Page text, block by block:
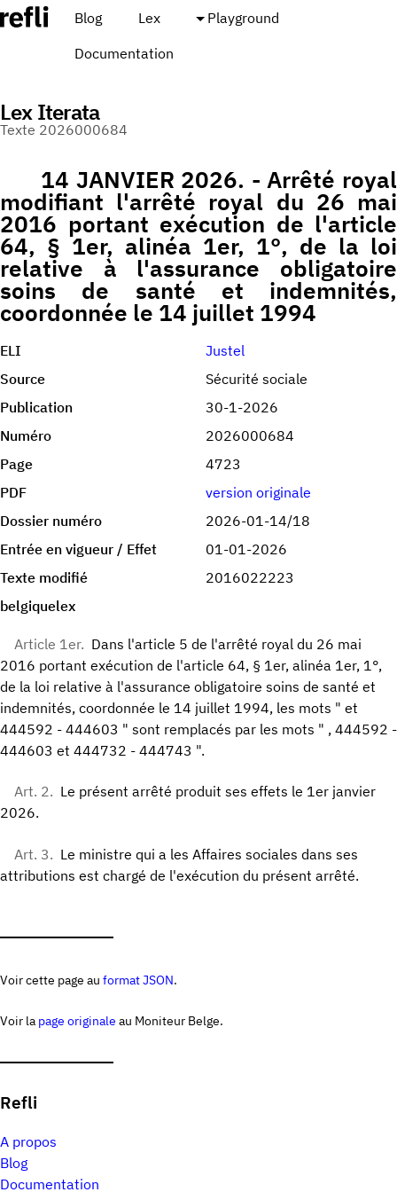
Blog Lex
Playground
Documentation
Lex Iterata
Texte 2026000684
14 JANVIER 2026. - Arrêté royal
modifiant l'arrêté royal du 26 mai
2016 portant exécution de l'article
64, § 1er, alinéa 1er, 1°, de la loi
relative à l'assurance obligatoire
soins de santé et indemnités,
coordonnée le 14 juillet 1994
ELI
Justel
Source
Sécurité sociale
Publication
30-1-2026
Numéro
2026000684
Page
4723
PDF
version originale
Dossier numéro
2026-01-14/18
Entrée en vigueur / Effet
01-01-2026
Texte modifié
2016022223
belgiquelex
Article 1er. Dans l'article 5 de l'arrêté royal du 26 mai
2016 portant exécution de l'article 64, § 1er, alinéa 1er, 1°,
de la loi relative à l'assurance obligatoire soins de santé et
indemnités, coordonnée le 14 juillet 1994, les mots " et
444592 - 444603 " sont remplacés par les mots " , 444592 -
444603 et 444732 - 444743 ".
Art. 2. Le présent arrêté produit ses effets le 1er janvier
2026.
Art. 3. Le ministre qui a les Affaires sociales dans ses
attributions est chargé de l'exécution du présent arrêté.
Voir cette page au format JSON.
Voir la page originale au Moniteur Belge.
Refli
A propos
Blog
Documentation